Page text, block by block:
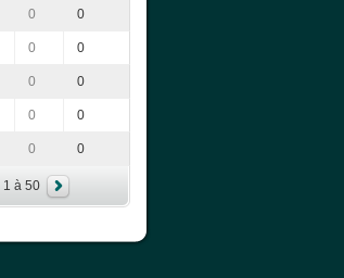
0 0
0 0
0 0
0 0
0 0
1 à 50